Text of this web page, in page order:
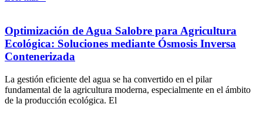
Optimización de Agua Salobre para Agricultura
Ecológica: Soluciones mediante Ósmosis Inversa
Contenerizada
La gestión eficiente del agua se ha convertido en el pilar
fundamental de la agricultura moderna, especialmente en el ámbito
de la producción ecológica. El